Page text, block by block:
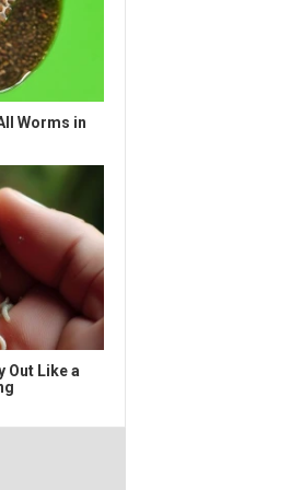
Worms in
Out Like a